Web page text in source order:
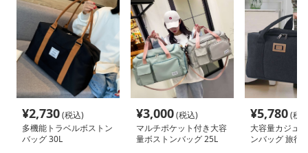
¥2,730(税込)
多機能トラベルボストン
バッグ 30L
¥3,000(税込)
マルチポケット付き大容
量ボストンバッグ 25L
¥5,780(税
大容量カジュ
ンバッグ 旅行